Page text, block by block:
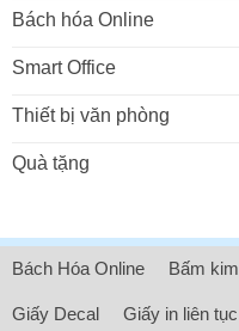
Bách hóa Online
Smart Office
Thiết bị văn phòng
Quà tặng
Bách Hóa Online Bấm kim
Giấy Decal Giấy in liên tục